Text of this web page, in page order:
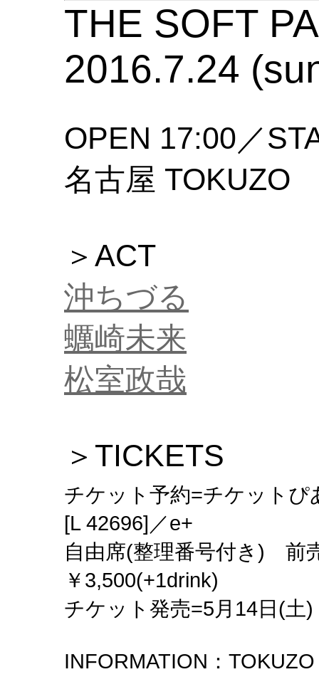
THE SOFT
2016.7.24
OPEN 17:00／
名古屋 TOKUZO
＞ACT
沖ちづる
蠣崎未来
松室政哉
＞TICKETS
チケット予約=チケットぴ
[L 42696]／e+
自由席(整理番号付き) 前
￥3,500(+1drink)
チケット発売=5月14日(土)
INFORMATION：